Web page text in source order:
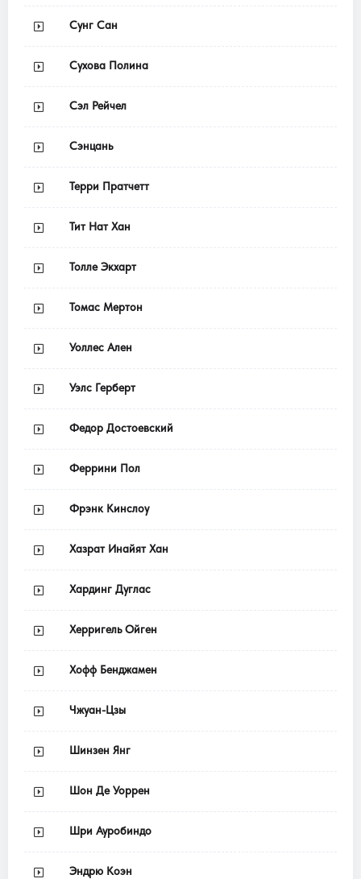
Сунг Сан
Сухова Полина
Сэл Рейчел
Сэнцань
Терри Пратчетт
Тит Нат Хан
Толле Экхарт
Томас Мертон
Уоллес Ален
Уэлс Герберт
Федор Достоевский
Феррини Пол
Фрэнк Кинслоу
Хазрат Инайят Хан
Хардинг Дуглас
Херригель Ойген
Хофф Бенджамен
Чжуан-Цзы
Шинзен Янг
Шон Де Уоррен
Шри Ауробиндо
Эндрю Коэн